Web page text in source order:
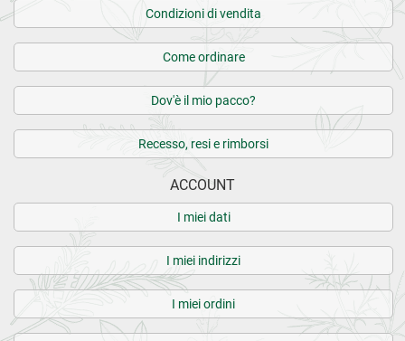
Condizioni di vendita
Come ordinare
Dov'è il mio pacco?
Recesso, resi e rimborsi
ACCOUNT
I miei dati
I miei indirizzi
I miei ordini